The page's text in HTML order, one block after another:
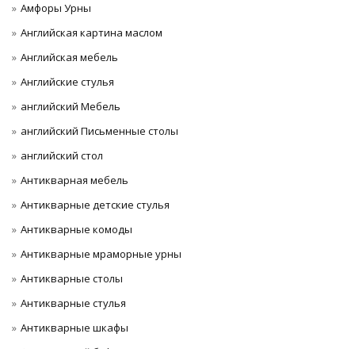
Амфоры Урны
Английская картина маслом
Английская мебель
Английские стулья
английский Мебель
английский Письменные столы
английский стол
Антикварная мебель
Антикварные детские стулья
Антикварные комоды
Антикварные мраморные урны
Антикварные столы
Антикварные стулья
Антикварные шкафы